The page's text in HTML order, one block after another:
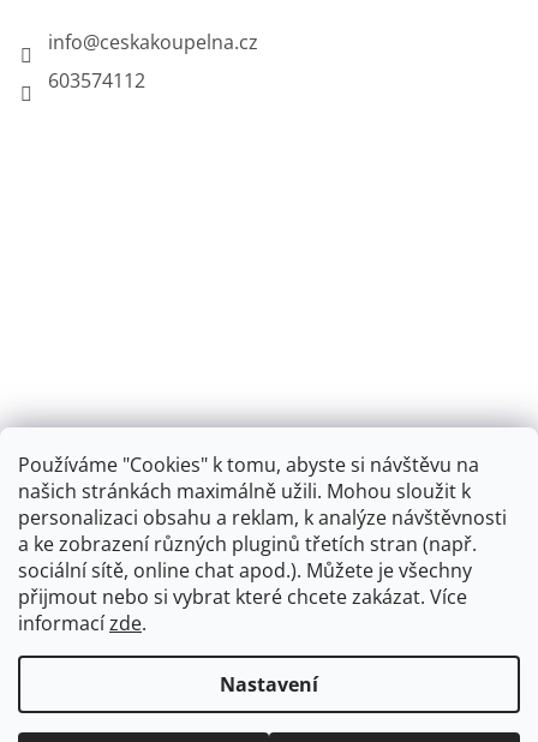
Používáme "Cookies" k tomu, abyste si návštěvu na
našich stránkách maximálně užili. Mohou sloužit k
personalizaci obsahu a reklam, k analýze návštěvnosti
a ke zobrazení různých pluginů třetích stran (např.
sociální sítě, online chat apod.). Můžete je všechny
přijmout nebo si vybrat které chcete zakázat. Více
informacízde.
Nastavení
info@ceskakoupelna.cz
603574112
Retro koupelna
Vytvořil Shoptet + plnenieshopu.cz
Copyright 2026Dřezová-baterie.cz. Všechna práva